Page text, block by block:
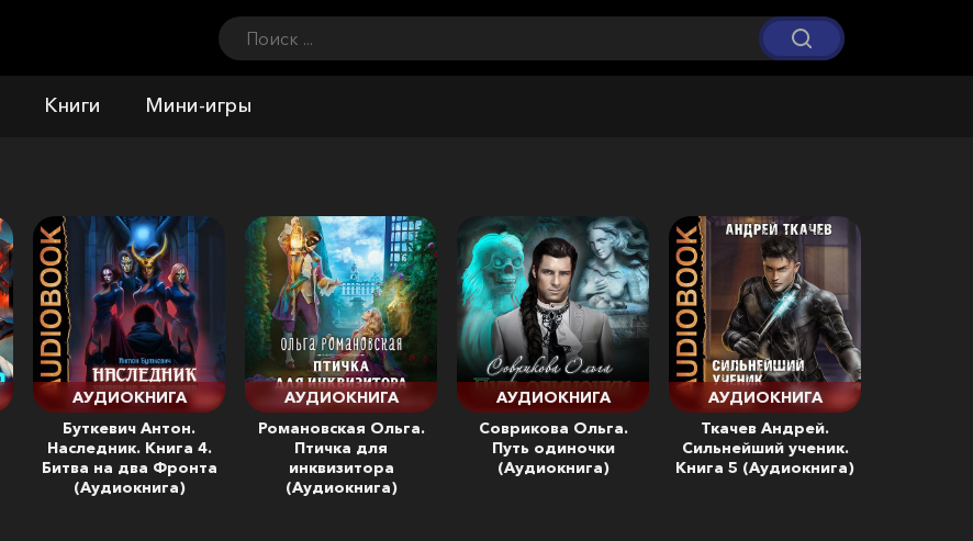
Книги Мини-игры
АУДИОКНИГА
Буткевич Антон.
Наследник. Книга 4.
Битва на два Фронта
(Аудиокнига)
АУДИОКНИГА
Романовская Ольга.
Птичка для
инквизитора
(Аудиокнига)
АУДИОКНИГА
Соврикова Ольга.
Путь одиночки
(Аудиокнига)
АУДИОКНИГА
Ткачев Андрей.
Сильнейший ученик.
Книга 5 (Аудиокнига)